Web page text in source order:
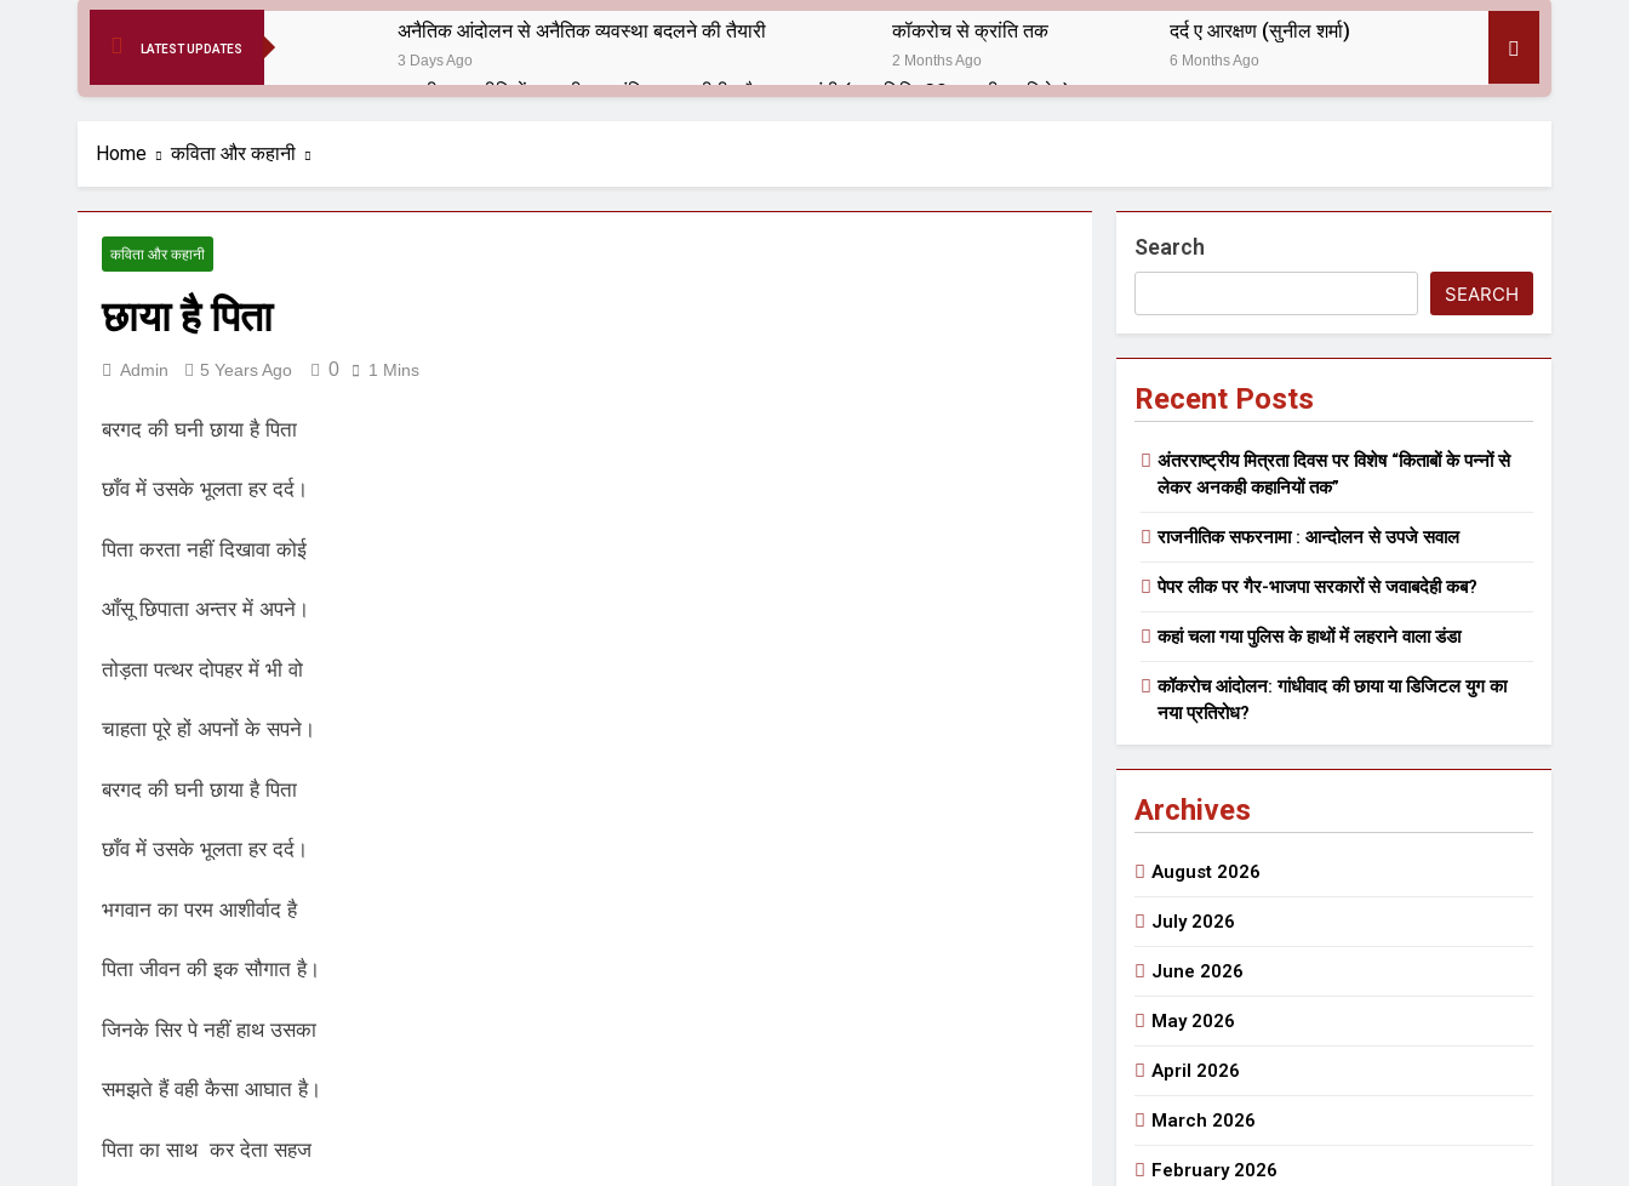
LATEST UPDATES
अनैतिक आंदोलन से अनैतिक व्यवस्था बदलने की तैयारी
3 Days Ago
कॉकरोच से क्रांति तक
2 Months Ago
दर्द ए आरक्षण (सुनील शर्मा)
6 Months Ago
भारतीय राजनीति में आज भी प्रासांगिक एव अद्वीतीय है महात्मा गांधी (पुण्य तिथि-30 जनवरी पर विशेष)
हरियाणा सरकार के बाबा बंदा सिंह बहादुर की स्मृति में स्मारक निर्माण की दिशा में बढ़ते कदम
1 Year Ago
समाज सेवा मे तत्पर दानवीर परिवार
विश्व पुस्तक मेले (10-18 फरवरी) में अनुराधा प्रकाशन के स्टाल पर अपनी पुस्तक को प्रदर्शित/विमोचन हेतु संपर्क करें
3 Years Ago
श्री हनुमानजी का जन्म महोत्सव का भव्य आयोजन
राजनीतिक सफरनामा : आन्दोलन से उपजे सवाल
Home कविता और कहानी
कविता और कहानी
छाया है पिता
Admin 5 Years Ago 0 1 Mins
बरगद की घनी छाया है पिता
छाँव में उसके भूलता हर दर्द।
पिता करता नहीं दिखावा कोई
आँसू छिपाता अन्तर में अपने।
तोड़ता पत्थर दोपहर में भी वो
चाहता पूरे हों अपनों के सपने।
बरगद की घनी छाया है पिता
छाँव में उसके भूलता हर दर्द।
भगवान का परम आशीर्वाद है
पिता जीवन की इक सौगात है।
जिनके सिर पे नहीं हाथ उसका
समझते हैं वही कैसा आघात है।
पिता का साथ कर देता सहज
Search
SEARCH
Recent Posts
अंतरराष्ट्रीय मित्रता दिवस पर विशेष “किताबों के पन्नों से
लेकर अनकही कहानियों तक”
राजनीतिक सफरनामा : आन्दोलन से उपजे सवाल
पेपर लीक पर गैर-भाजपा सरकारों से जवाबदेही कब?
कहां चला गया पुलिस के हाथों में लहराने वाला डंडा
कॉकरोच आंदोलन: गांधीवाद की छाया या डिजिटल युग का
नया प्रतिरोध?
Archives
August 2026
July 2026
June 2026
May 2026
April 2026
March 2026
February 2026